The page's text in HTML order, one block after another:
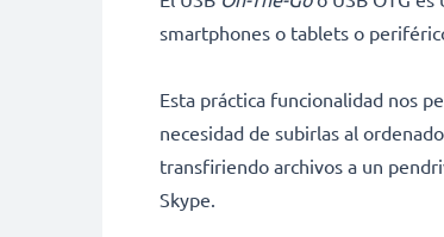
smartphones o tablets o
Esta práctica funcionalidad nos
necesidad de subirlas al
transfiriendo archivos a un
Skype.